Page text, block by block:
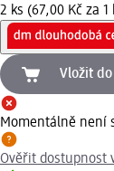
2 ks (67,00 Kč za 1
Vložit
Momentálně není
Ověřit dostupnost